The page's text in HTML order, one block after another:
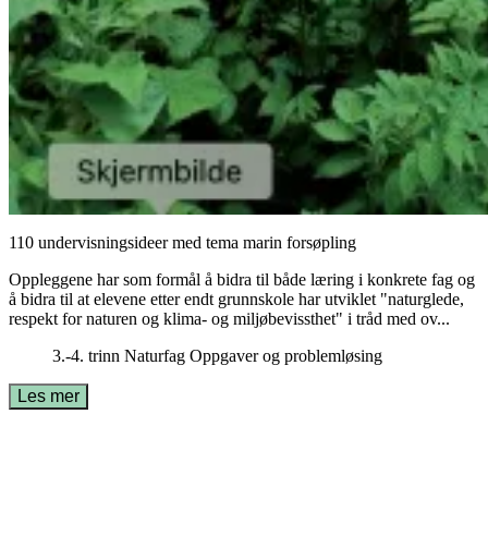
110 undervisningsideer med tema marin forsøpling
Oppleggene har som formål å bidra til både læring i konkrete fag og
å bidra til at elevene etter endt grunnskole har utviklet "naturglede,
respekt for naturen og klima- og miljøbevissthet" i tråd med ov...
3.-4. trinn Naturfag Oppgaver og problemløsing
Les mer